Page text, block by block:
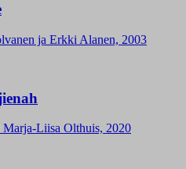
ja Erkki Alanen, 2003
Marja-Liisa Olthuis, 2020